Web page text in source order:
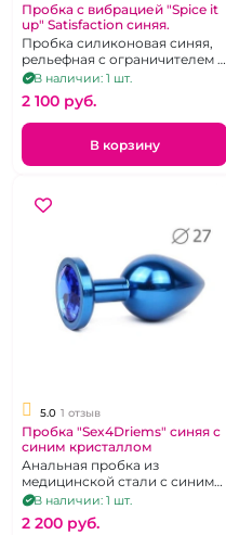
Пробка с вибрацией "Spice it
up" Satisfaction синяя.
Пробка силиконовая синяя,
рельефная с ограничителем и
вибрацией.
В наличии: 1 шт.
2 100 pуб.
В корзину
5.0 1 отзыв
Пробка "Sex4Driems" синяя с
синим кристаллом
Анальная пробка из
медицинской стали с синим
напылением и кристаллом
синего цвета
В наличии: 1 шт.
2 200 pуб.